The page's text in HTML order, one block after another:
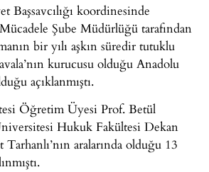
Başsavcılığı koordinesinde
Şube Müdürlüğü tarafından
bir yılı aşkın süredir tutuklu
kurucusu olduğu Anadolu
açıklanmıştı.
Öğretim Üyesi Prof. Betül
Hukuk Fakültesi Dekan
aralarında olduğu 13